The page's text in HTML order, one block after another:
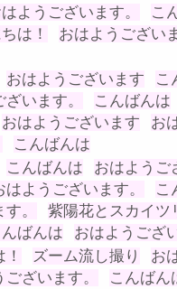
ようございます。
こ
は！
おはようござい
おはようございます
こ
います。
こんばんは
おはようございます
お
こんばんは
こんばんは
おはようご
はようございます。
こ
。
紫陽花とスカイツ
んばんは
おはようござ
ズーム流し撮り
お
ざいます。
こんばん